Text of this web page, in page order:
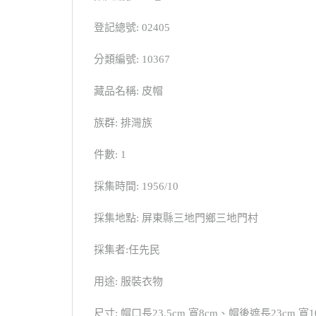
登記總號: 02405
分類編號: 10367
藏品名稱: 皮帽
族群: 排灣族
件數: 1
採集時間: 1956/10
採集地點: 屏東縣三地門鄉三地門村
採集者:任先民
用途: 服裝衣物
尺寸: 帽口長23.5cm 寬8cm、帽後遮長23cm 寬